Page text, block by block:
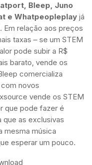
Bleep, Juno
e Whatpeopleplay já
Em relação aos preços
taxas – se um STEM
pode subir a R$
barato, vende os
comercializa
novos
vende os STEM
que pode fazer é
que as exclusivas
mesma música
esperar um pouco.